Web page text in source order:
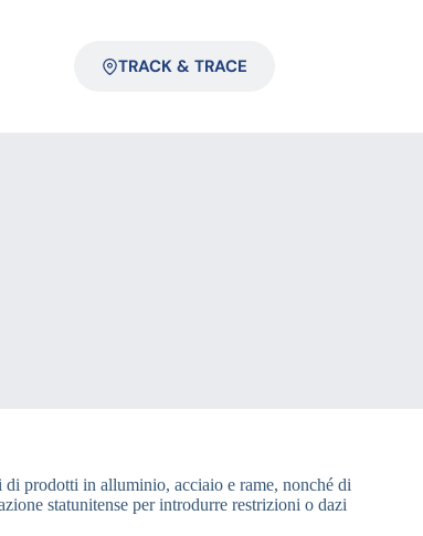
TRACK & TRACE
prodotti in alluminio, acciaio e rame, nonché di
statunitense per introdurre restrizioni o dazi